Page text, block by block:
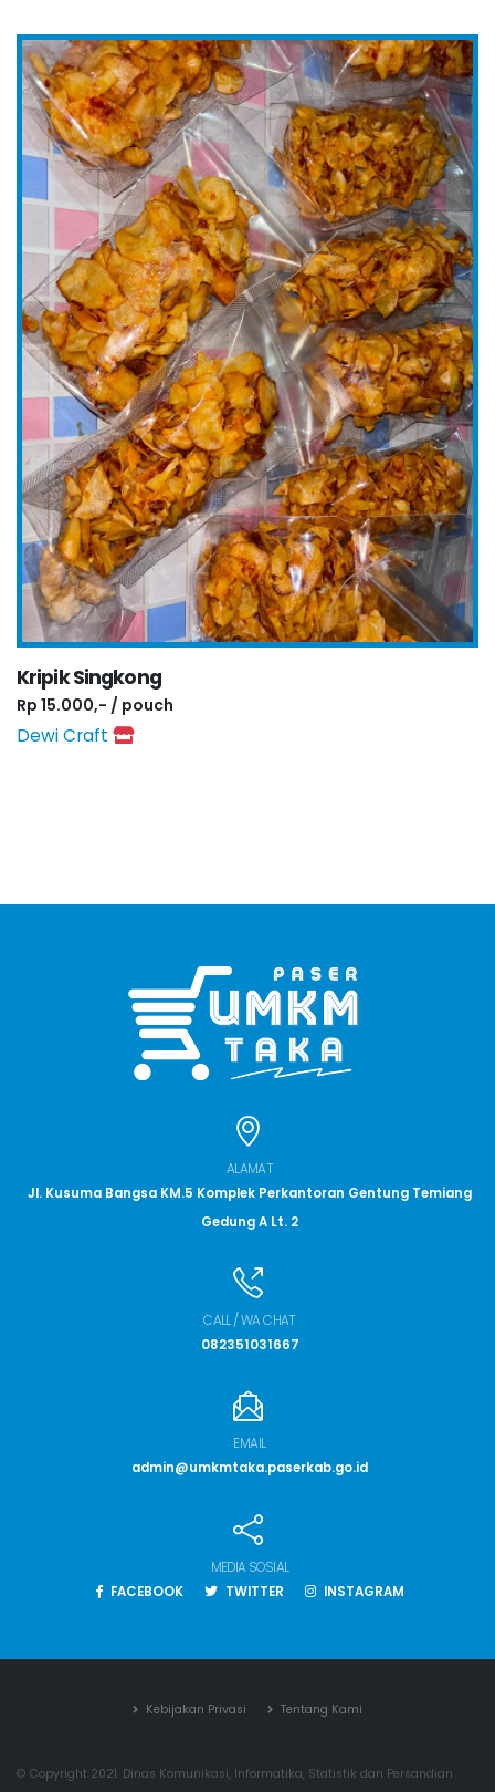
Kripik Singkong
Rp 15.000,- / pouch
Dewi Craft
ALAMAT
Jl. Kusuma Bangsa KM.5 Komplek Perkantoran Gentung Temiang
Gedung A Lt. 2
CALL / WA CHAT
082351031667
EMAIL
admin@umkmtaka.paserkab.go.id
MEDIA SOSIAL
FACEBOOK
TWITTER INSTAGRAM
Kebijakan Privasi Tentang Kami
© Copyright 2021. Dinas Komunikasi, Informatika, Statistik dan Persandian